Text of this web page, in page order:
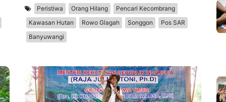
Peristiwa Orang Hilang
Pencari Kecombrang
Kawasan Hutan
Rowo Glagah Songgon
Pos SAR
Banyuwangi